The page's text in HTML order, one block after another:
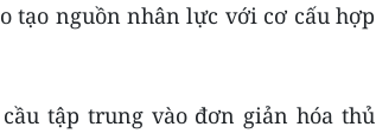
tạo nguồn nhân lực với cơ cấu hợp
tập trung vào đơn giản hóa thủ